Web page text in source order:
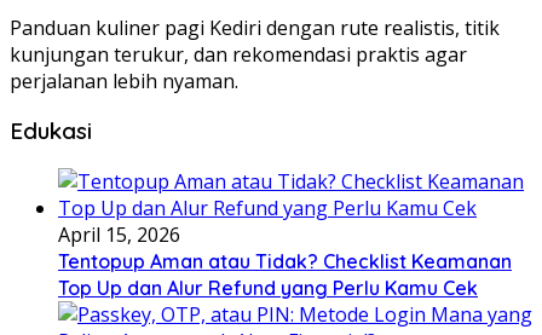
Panduan kuliner pagi Kediri dengan rute realistis, titik
kunjungan terukur, dan rekomendasi praktis agar
perjalanan lebih nyaman.
Edukasi
April 15, 2026
Tentopup Aman atau Tidak? Checklist Keamanan
Top Up dan Alur Refund yang Perlu Kamu Cek